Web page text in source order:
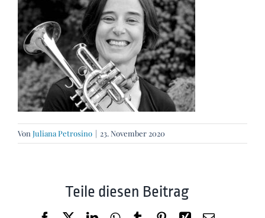
Von Juliana Petrosino | 23. November 2020
Teile diesen Beitrag